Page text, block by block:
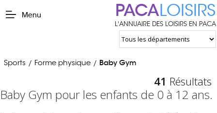
Menu PACALOISIRS
L'ANNUAIRE DES LOISIRS EN PACA
Sports / Forme physique / Baby Gym
41 Résultats
Baby Gym pour les enfants de 0 à 12 ans.